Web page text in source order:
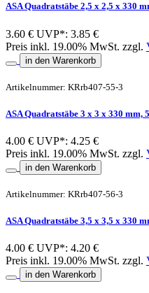
ASA Quadratstäbe 2,5 x 2,5 x 330
3.60 € UVP*: 3.85 €
Preis inkl. 19.00% MwSt. zzgl.
in den Warenkorb
Artikelnummer: KRrb407-55-3
ASA Quadratstäbe 3 x 3 x 330 mm,
4.00 € UVP*: 4.25 €
Preis inkl. 19.00% MwSt. zzgl.
in den Warenkorb
Artikelnummer: KRrb407-56-3
ASA Quadratstäbe 3,5 x 3,5 x 330
4.00 € UVP*: 4.20 €
Preis inkl. 19.00% MwSt. zzgl.
in den Warenkorb